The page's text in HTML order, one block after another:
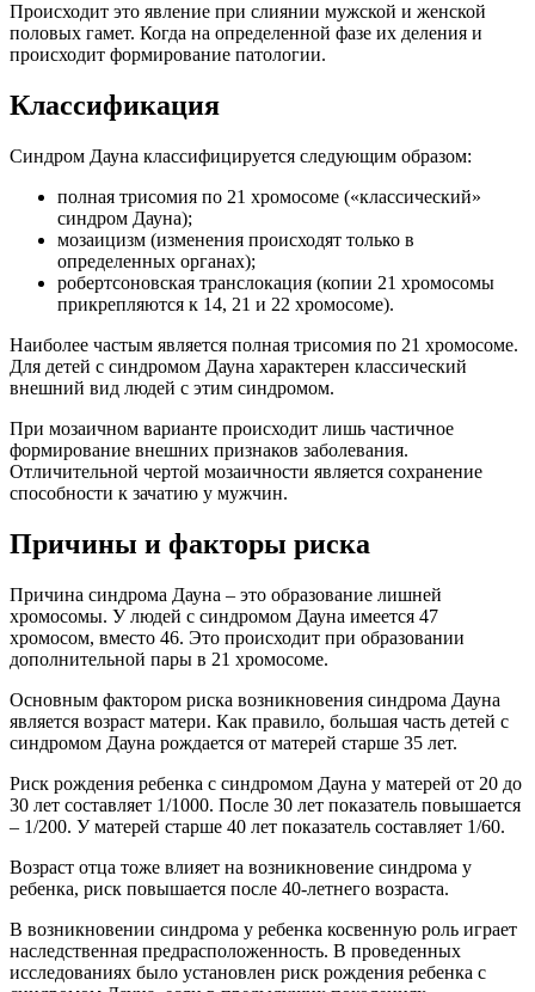
Происходит это явление при слиянии мужской и женской
половых гамет. Когда на определенной фазе их деления и
происходит формирование патологии.
Классификация
Синдром Дауна классифицируется следующим образом:
полная трисомия по 21 хромосоме («классический»
синдром Дауна);
мозаицизм (изменения происходят только в
определенных органах);
робертсоновская транслокация (копии 21 хромосомы
прикрепляются к 14, 21 и 22 хромосоме).
Наиболее частым является полная трисомия по 21 хромосоме.
Для детей с синдромом Дауна характерен классический
внешний вид людей с этим синдромом.
При мозаичном варианте происходит лишь частичное
формирование внешних признаков заболевания.
Отличительной чертой мозаичности является сохранение
способности к зачатию у мужчин.
Причины и факторы риска
Причина синдрома Дауна – это образование лишней
хромосомы. У людей с синдромом Дауна имеется 47
хромосом, вместо 46. Это происходит при образовании
дополнительной пары в 21 хромосоме.
Основным фактором риска возникновения синдрома Дауна
является возраст матери. Как правило, большая часть детей с
синдромом Дауна рождается от матерей старше 35 лет.
Риск рождения ребенка с синдромом Дауна у матерей от 20 до
30 лет составляет 1/1000. После 30 лет показатель повышается
– 1/200. У матерей старше 40 лет показатель составляет 1/60.
Возраст отца тоже влияет на возникновение синдрома у
ребенка, риск повышается после 40-летнего возраста.
В возникновении синдрома у ребенка косвенную роль играет
наследственная предрасположенность. В проведенных
исследованиях было установлен риск рождения ребенка с